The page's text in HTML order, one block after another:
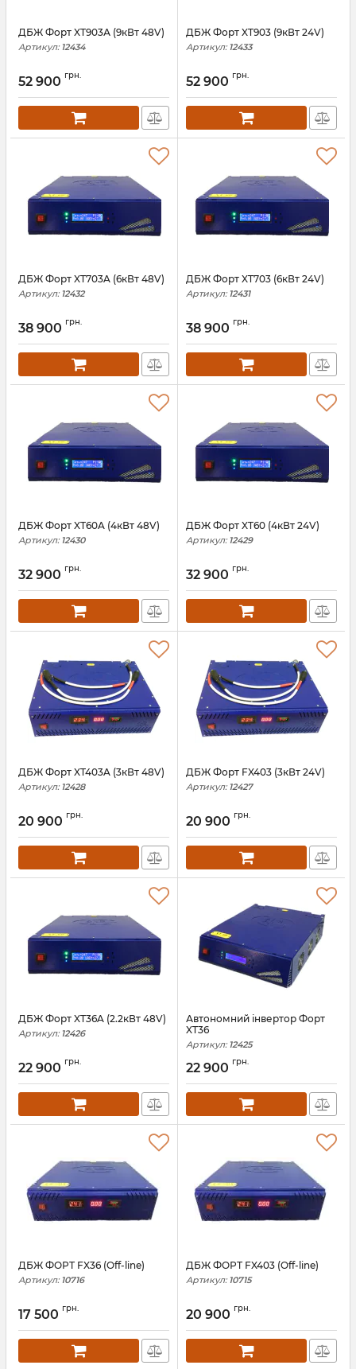
ДБЖ Форт XT903А (9кВт 48V)
Артикул: 12434
52 900 грн.
ДБЖ Форт XT903 (9кВт 24V)
Артикул: 12433
52 900 грн.
ДБЖ Форт XT703A (6кВт 48V)
Артикул: 12432
38 900 грн.
ДБЖ Форт XT703 (6кВт 24V)
Артикул: 12431
38 900 грн.
ДБЖ Форт XT60A (4кВт 48V)
Артикул: 12430
32 900 грн.
ДБЖ Форт XT60 (4кВт 24V)
Артикул: 12429
32 900 грн.
ДБЖ Форт XT403A (3кВт 48V)
Артикул: 12428
20 900 грн.
ДБЖ Форт FX403 (3кВт 24V)
Артикул: 12427
20 900 грн.
ДБЖ Форт XT36A (2.2кВт 48V)
Артикул: 12426
22 900 грн.
Автономний інвертор Форт
XT36
Артикул: 12425
22 900 грн.
ДБЖ ФОРТ FX36 (Off-line)
Артикул: 10716
17 500 грн.
ДБЖ ФОРТ FX403 (Off-line)
Артикул: 10715
20 900 грн.